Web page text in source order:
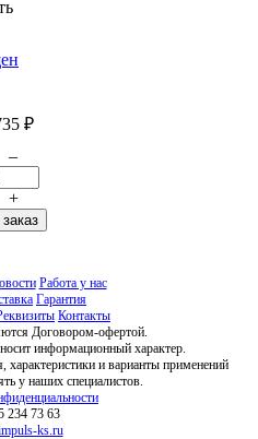
₽
–
+
Работа у нас
Гарантия
Контакты
Договором-офертой.
информационный характер.
и варианты применений
у наших специалистов.
234 73 63
ks.ru